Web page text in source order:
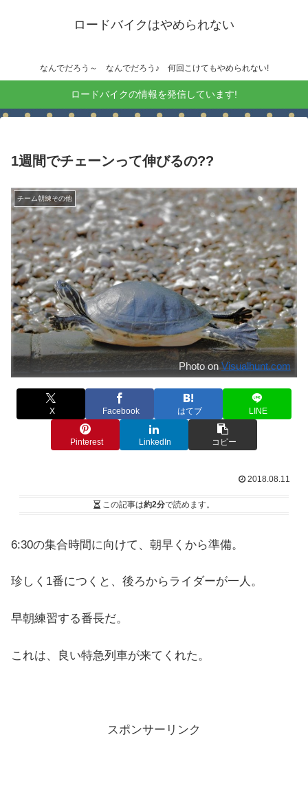
ロードバイクはやめられない
なんでだろう～ なんでだろう♪ 何回こけてもやめられない!
ロードバイクの情報を発信しています!
1週間でチェーンって伸びるの??
チーム朝練その他
Photo onVisualhunt.com
X Facebook はてブ LINE
Pinterest LinkedIn コピー
2018.08.11
この記事は約2分で読めます。
6:30の集合時間に向けて、朝早くから準備。
珍しく1番につくと、後ろからライダーが一人。
早朝練習する番長だ。
これは、良い特急列車が来てくれた。
スポンサーリンク